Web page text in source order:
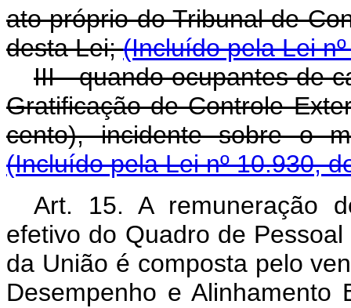
ato próprio do Tribunal de
desta Lei;(Incluído pela Lei
III - quando ocupantes de
Gratificação de Controle
cento), incidente sobre o
(Incluído pela Lei nº 10.930,
Art. 15. A remuneração
efetivo do Quadro de
da União é composta pelo
Desempenho e Alinhamento